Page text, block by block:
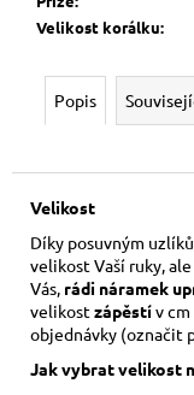
Velikost korálku:
Popis
Velikost
Díky posuvným
velikost Vaší ruky,
Vás, rádi náramek
velikostzápěstív
objednávky (označit
Jak vybrat velikost